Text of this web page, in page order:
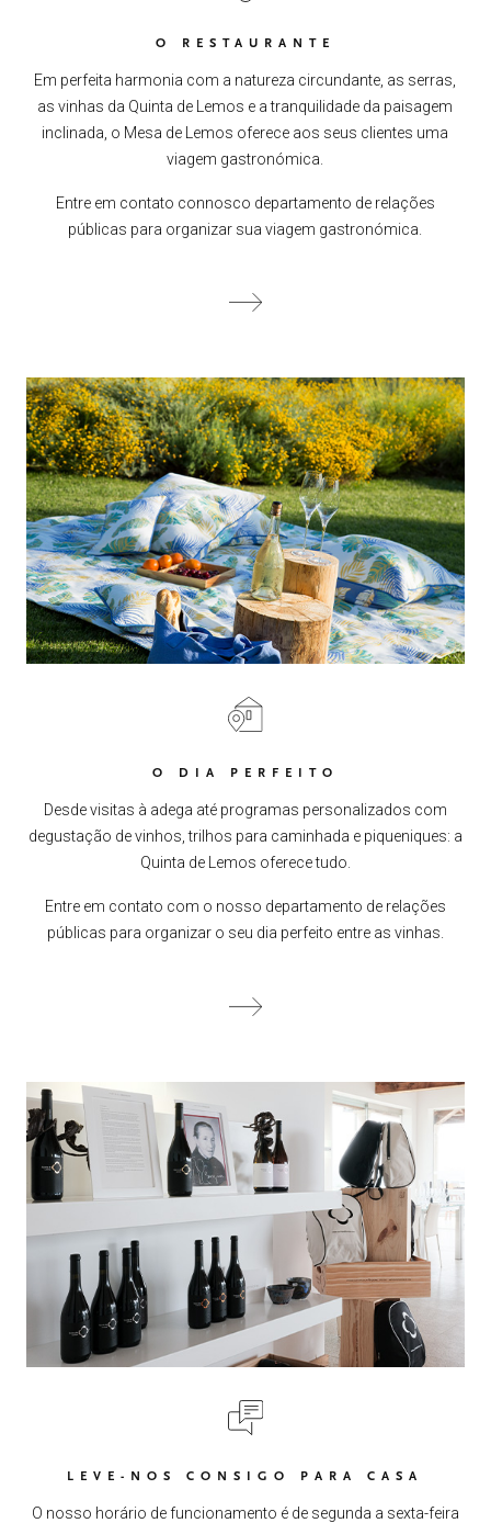
O RESTAURANTE
Em perfeita harmonia com a natureza circundante, as serras,
as vinhas da Quinta de Lemos e a tranquilidade da paisagem
inclinada, o Mesa de Lemos oferece aos seus clientes uma
viagem gastronómica.
Entre em contato connosco departamento de relações
públicas para organizar sua viagem gastronómica.
O DIA PERFEITO
Desde visitas à adega até programas personalizados com
degustação de vinhos, trilhos para caminhada e piqueniques: a
Quinta de Lemos oferece tudo.
Entre em contato com o nosso departamento de relações
públicas para organizar o seu dia perfeito entre as vinhas.
LEVE-NOS CONSIGO PARA CASA
O nosso horário de funcionamento é de segunda a sexta-feira